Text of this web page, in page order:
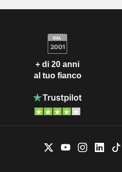
+ di 20 anni
al tuo fianco